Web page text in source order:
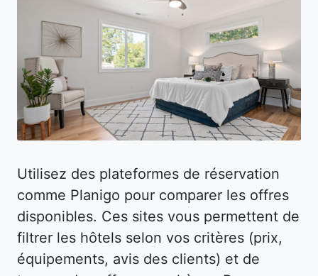
Utilisez des plateformes de réservation
comme Planigo pour comparer les offres
disponibles. Ces sites vous permettent de
filtrer les hôtels selon vos critères (prix,
équipements, avis des clients) et de